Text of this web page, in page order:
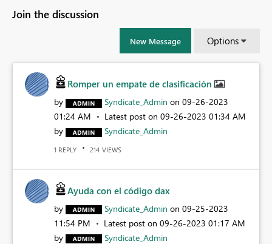
Join the discussion
New Message Options
Romper un empate de clasificación
by Syndicate_Admin on ‎09-26-2023
01:24 AM
Latest post on ‎09-26-2023 01:34 AM
by
Syndicate_Admin
1 REPLY 214 VIEWS
Ayuda con el código dax
by Syndicate_Admin on ‎09-25-2023
11:54 PM
Latest post on ‎09-26-2023 01:17 AM
by
Syndicate_Admin